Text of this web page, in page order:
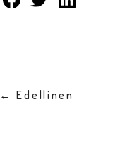
← Edellinen